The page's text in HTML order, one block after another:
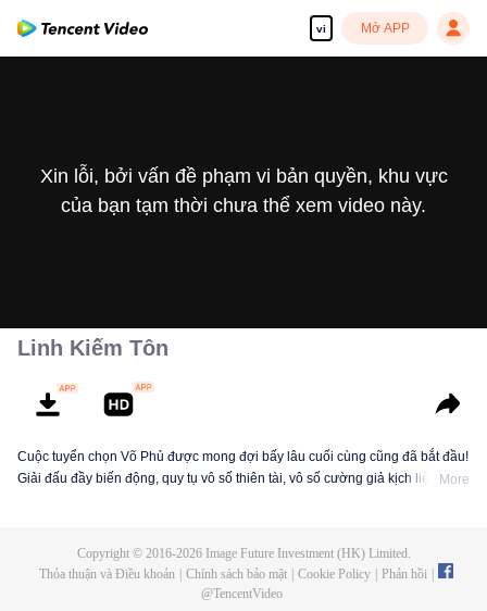
vi Mở APP
Xin lỗi, bởi vấn đề phạm vi bản quyền, khu vực
của bạn tạm thời chưa thể xem video này.
Linh Kiếm Tôn
Cuộc tuyển chọn Võ Phủ được mong đợi bấy lâu cuối cùng cũng đã bắt đầu!
Giải đấu đầy biến động, quy tụ vô số thiên tài, vô số cường giả kịch liệt đối
Sở Hành Vân sẽ làm thế nào để vượt qua mọi chông gai, không gì cản nổi
trong cuộc ám sát đầy hiểm nguy này!
More
Copyright © 2016-2026Image Future Investment (HK) Limited.
Thỏa thuận và Điều khoản
Chính sách bảo mật Cookie Policy Phản hồi
@TencentVideo